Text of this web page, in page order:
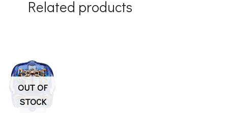
Related products
OUT OF
STOCK